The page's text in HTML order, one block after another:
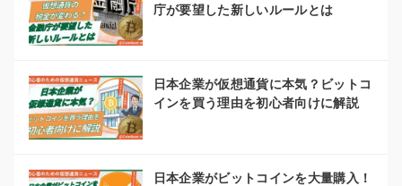
庁が要望した新しいルールとは
日本企業が仮想通貨に本気？ビットコ
インを買う理由を初心者向けに解説
日本企業がビットコインを大量購入！